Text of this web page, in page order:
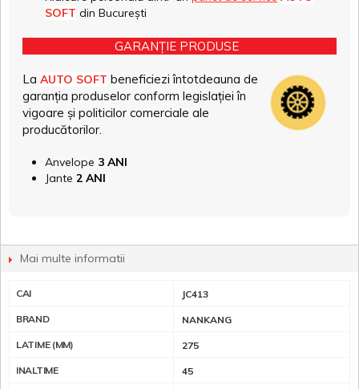
SOFT din București
GARANȚIE PRODUSE
La AUTO SOFT beneficiezi întotdeauna de
garanția produselor conform legislației în
vigoare și politicilor comerciale ale
producătorilor.
Anvelope 3 ANI
Jante 2 ANI
Mai multe informatii
CAI JC413
BRAND NANKANG
LATIME (MM) 275
INALTIME 45